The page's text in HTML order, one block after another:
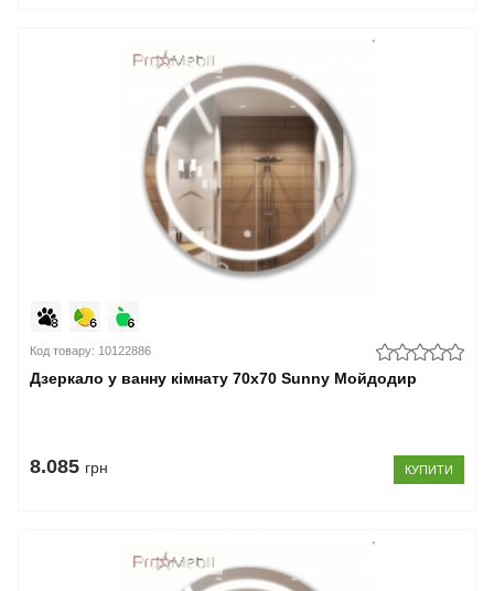
Код товару: 10122886
Дзеркало у ванну кімнату 70х70 Sunny Мойдодир
8.085 грн КУПИТИ